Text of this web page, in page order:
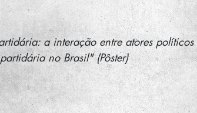
a interação entre atores políticos
no Brasil" (Pôster)